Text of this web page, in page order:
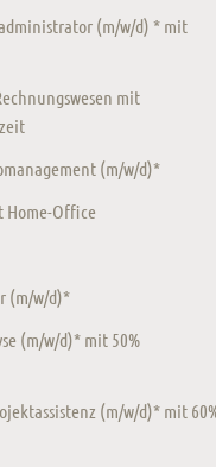
(m/w/d) * mit
mit
(m/w/d)*
Home-Office
(m/w/d)*
(m/w/d)* mit 50%
(m/w/d)* mit